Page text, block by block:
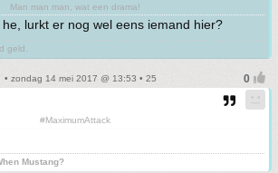
Man man man, wat een drama!
lurkt er nog wel eens iemand hier?
geld.
• zondag 14 mei 2017 @ 13:53 • 25
#MaximumAttack
Mustang?